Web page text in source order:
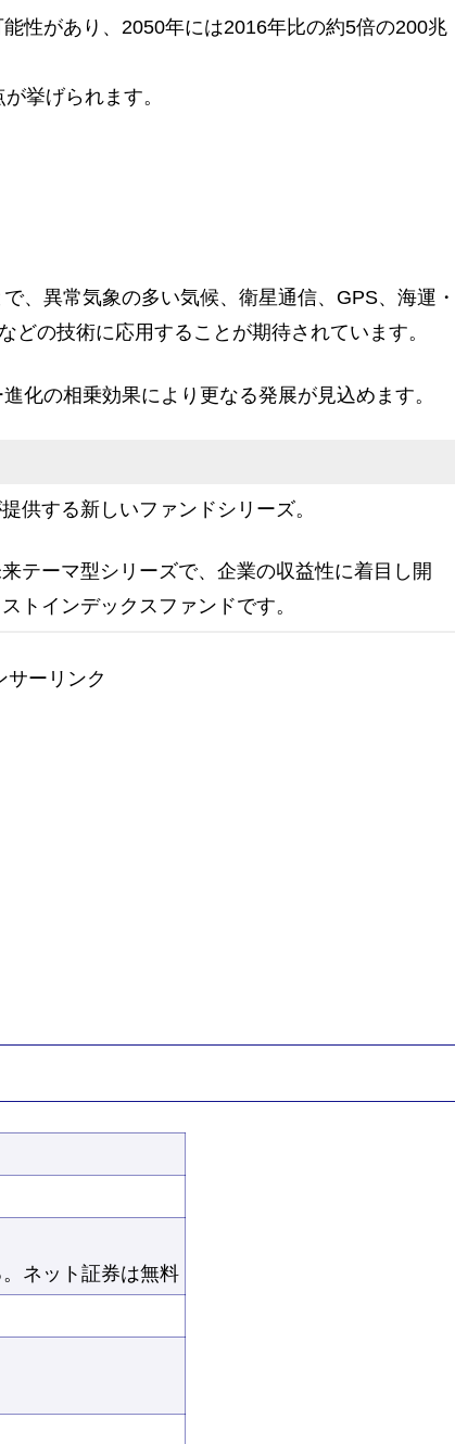
性があり、2050年には2016年比の約5倍の200兆
挙げられます。
、異常気象の多い気候、衛星通信、GPS、海運・
の技術に応用することが期待されています。
化の相乗効果により更なる発展が見込めます。
供する新しいファンドシリーズ。
テーマ型シリーズで、企業の収益性に着目し開
トインデックスファンドです。
サーリンク
ネット証券は無料